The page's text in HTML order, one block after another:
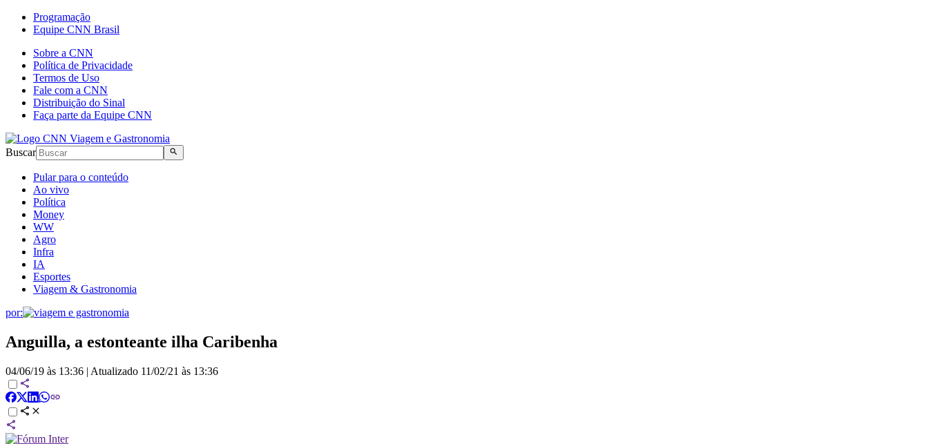
Programação
Equipe CNN Brasil
Sobre a CNN
Política de Privacidade
Termos de Uso
Fale com a CNN
Distribuição do Sinal
Faça parte da Equipe CNN
Buscar
Pular para o conteúdo
Ao vivo
Política
Money
WW
Agro
Infra
IA
Esportes
Viagem & Gastronomia
por:
Anguilla, a estonteante ilha Caribenha
04/06/19 às 13:36 | Atualizado 11/02/21 às 13:36